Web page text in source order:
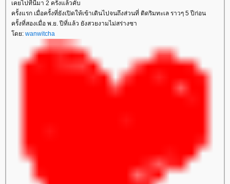
เคยไปที่นี่มา 2 ครั้งแล้วคับ
ครั้งแรก เมื่อครั้งที่ยังเปิดให้เข้าเดินไปจนถึงส่วนที่ ติดริมทะเล ราวๆ 5 ปีก่อน
ครั้งที่สองเมื่อ พ.ย. ปีที่แล้ว ยังสวยงามไม่สร่างซา
ดย: wanwitcha